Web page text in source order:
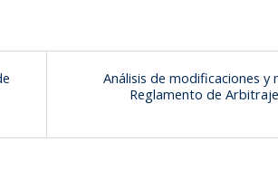
Análisis de modificaciones y
Reglamento de Arbitraje